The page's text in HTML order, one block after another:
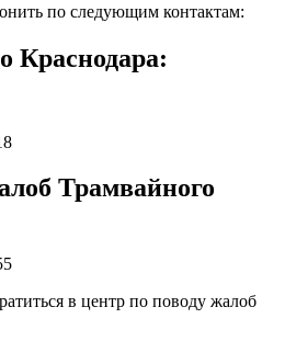
по следующим контактам:
Краснодара:
Трамвайного
в центр по поводу жалоб